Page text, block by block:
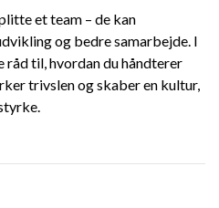
et team – de kan
og bedre samarbejde. I
til, hvordan du håndterer
trivslen og skaber en kultur,